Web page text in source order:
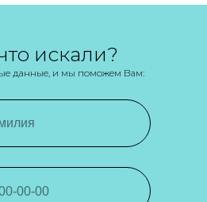
искали?
данные, и мы поможем Вам: